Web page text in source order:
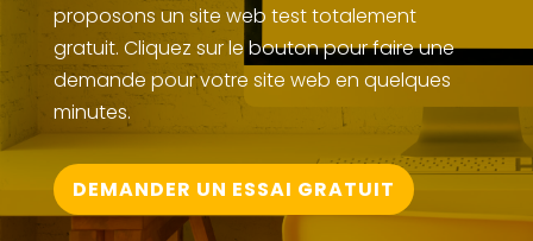
proposons un site web test totalement
gratuit. Cliquez sur le bouton pour faire une
demande pour votre site web en quelques
minutes.
DEMANDER UN ESSAI GRATUIT